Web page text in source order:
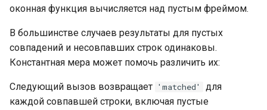
оконная функция вычисляется над пустым фреймом.
В большинстве случаев результаты для пустых
совпадений и несовпавших строк одинаковы.
Константная мера может помочь различить их:
Следующий вызов возвращает 'matched'
для
каждой совпавшей строки, включая пустые